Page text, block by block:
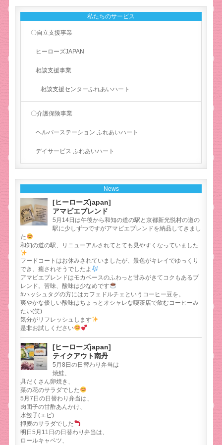
私たちのサービス
〇自立支援事業
ヒーローズJAPAN
相談支援事業
相談支援センターふれあいハート
〇介護保険事業
ヘルパーステーション ふれあいハート
デイサービス ふれあいハート
News
[ヒーローズjapan]
アマビエブレンド
5月14日は午後から和知の道の駅と京都新光悦村の道の
駅に少しずつですがアマビエブレンドを納品してきまし
た
和知の道の駅、リニューアルされてとても見やすくなっていました
フードコートはお休みされていましたが、景色がキレイでゆっくり
でき、癒されそうでしたよ
アマビエブレンドはモカベースのふわっと甘みがきてコクもあるブ
レンド。苦味、酸味は少なめです
#ハッシュタグの方にはカフェドルチェというコーヒー豆を。
爽やかな優しい酸味はちょっとオシャレな喫茶店で飲むコーヒーみ
たい(笑)
気分がリフレッシュします
是非お試しください
[ヒーローズjapan]
テイクアウト南丹
5月8日の日替わり弁当は
焼鮭、
具だくさん卵焼き、
菜の花のサラダでした
5月7日の日替わり弁当は、
肉団子の甘酢あんかけ、
水餃子(エビ)
押麦のサラダでした
明日5月11日の日替わり弁当は、
ロールキャベツ、